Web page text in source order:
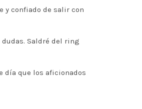
y confiado de salir con
dudas. Saldré del ring
día que los aficionados